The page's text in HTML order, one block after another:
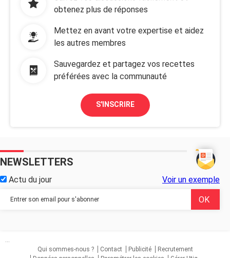
obtenez plus de réponses
Mettez en avant votre expertise et aidez
les autres membres
Sauvegardez et partagez vos recettes
préférées avec la communauté
S'INSCRIRE
NEWSLETTERS
Actu du jour Voir un exemple
...
Qui sommes-nous ?
Contact Publicité
Recrutement